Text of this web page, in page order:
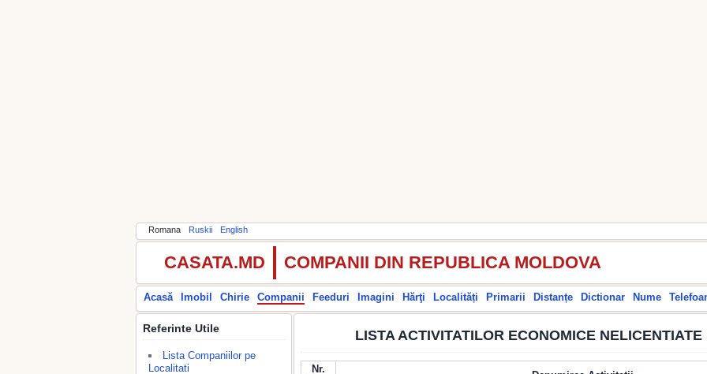
Romana Ruskii English
CASATA.MD COMPANII DIN REPUBLICA MOLDOVA
Acasă Imobil Chirie Companii Feeduri Imagini Hărţi Localități Primarii Distanțe Dictionar Nume
Referinte Utile
Lista Companiilor pe
Localitati
LISTA ACTIVITATILOR ECONOMICE
Nr.